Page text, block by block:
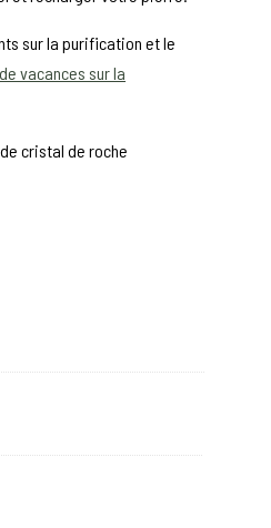
sur la purification et le
vacances sur la
cristal de roche